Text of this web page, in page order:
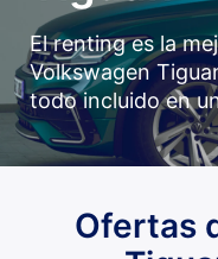
El renting es la
Volkswagen
todo incluido en
Ofertas